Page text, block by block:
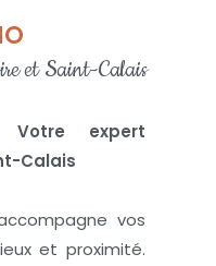
et Saint-Calais
Votre expert
Calais
vos
et proximité.